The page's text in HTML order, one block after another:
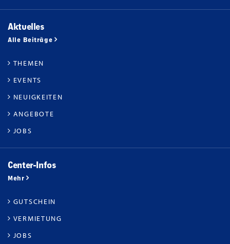
Aktuelles
Alle Beiträge
THEMEN
EVENTS
NEUIGKEITEN
ANGEBOTE
JOBS
Center-Infos
Mehr
GUTSCHEIN
VERMIETUNG
JOBS